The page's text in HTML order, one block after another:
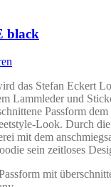
black
das Stefan Eckert
Lammleder und
Passform
Look. Durch
mit dem
sein zeitloses
mit